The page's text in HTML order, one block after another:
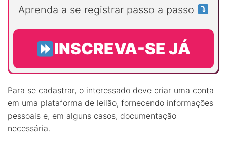
Aprenda a se registrar passo a passo
INSCREVA-SE JÁ
Para se cadastrar, o interessado deve criar uma conta
em uma plataforma de leilão, fornecendo informações
pessoais e, em alguns casos, documentação
necessária.